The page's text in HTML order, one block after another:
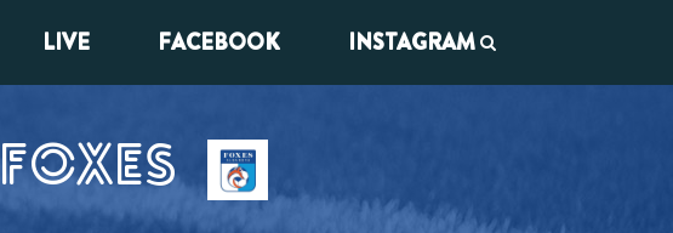
LIVE FACEBOOK INSTAGRAM
FOXES